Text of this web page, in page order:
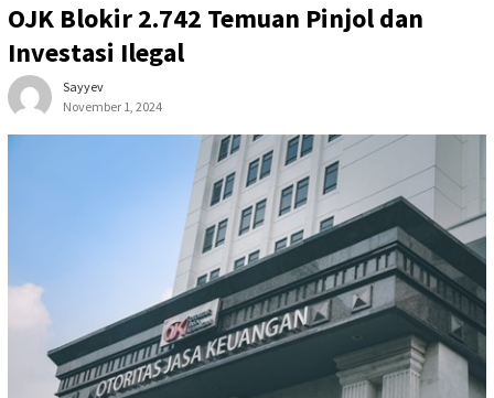
OJK Blokir 2.742 Temuan Pinjol dan
Investasi Ilegal
Sayyev
November 1, 2024